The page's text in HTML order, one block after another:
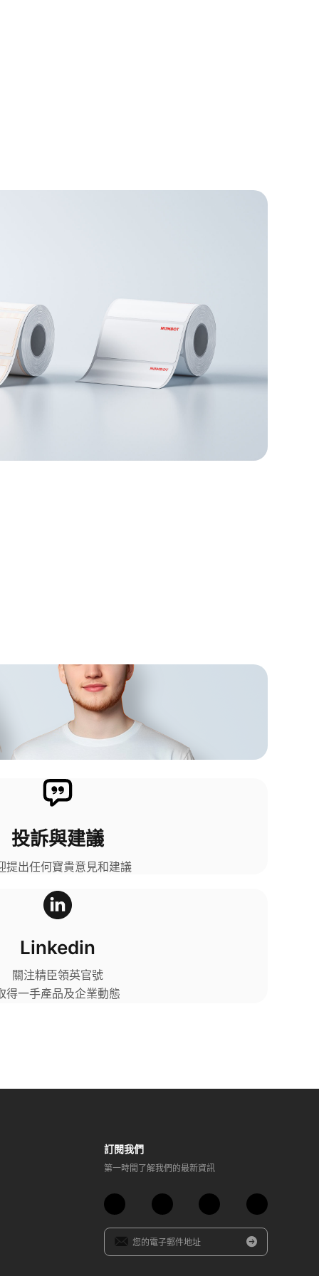
投訴與建議​
提出任何寶貴意見和建議​
Linkedin
關注精臣領英官號
得一手產品及企業動態
訂閱我們​
第一時間了解我們的最新資訊​